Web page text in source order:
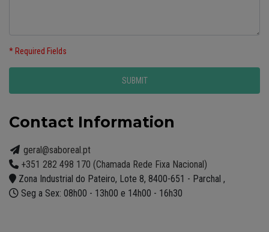
* Required Fields
Contact Information
geral@saboreal.pt
+351 282 498 170 (Chamada Rede Fixa Nacional)
Zona Industrial do Pateiro, Lote 8, 8400-651 - Parchal ,
Seg a Sex: 08h00 - 13h00 e 14h00 - 16h30